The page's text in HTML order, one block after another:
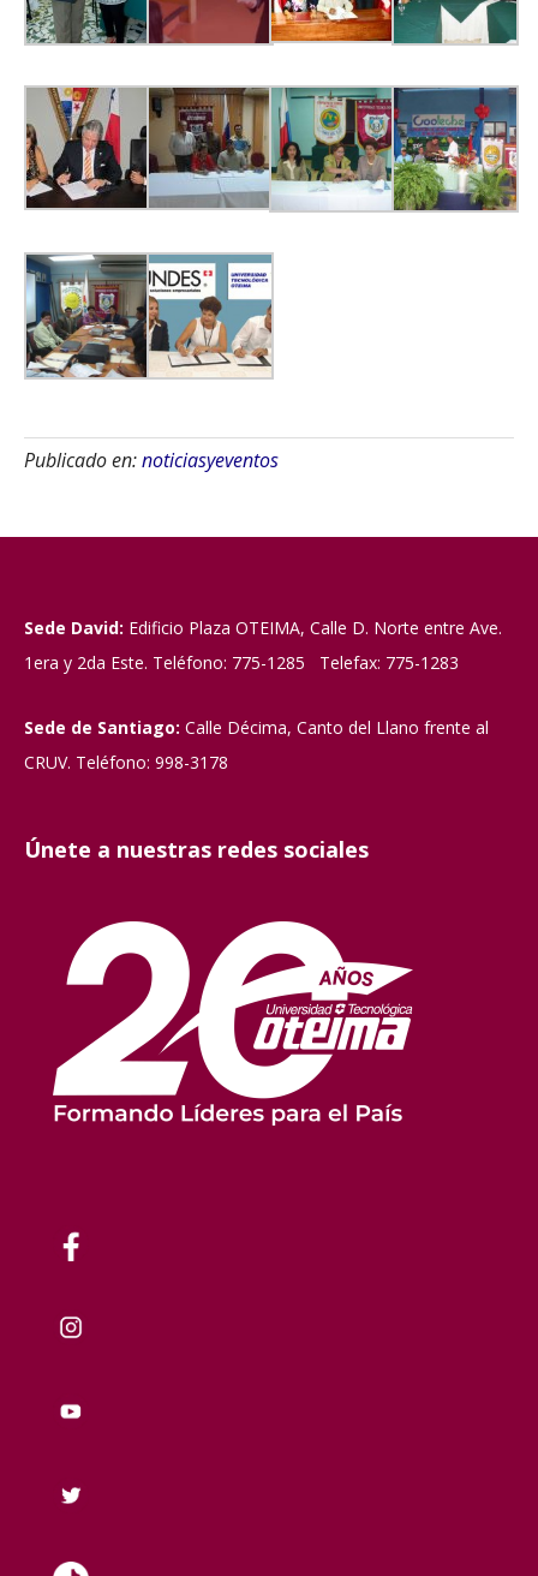
Publicado en:noticiasyeventos
Sede David: Edificio Plaza OTEIMA, Calle D. Norte entre Ave.
1era y 2da Este. Teléfono: 775-1285 Telefax: 775-1283
Sede de Santiago: Calle Décima, Canto del Llano frente al
CRUV. Teléfono: 998-3178
Únete a nuestras redes sociales